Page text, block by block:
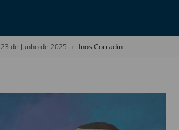
23 de Junho de 2025 Inos Corradin